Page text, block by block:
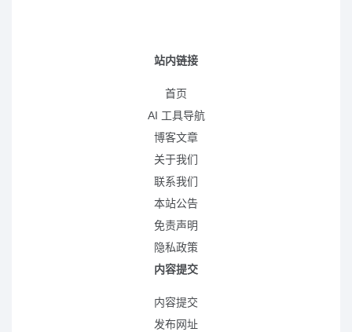
站内链接
首页
AI 工具导航
博客文章
关于我们
联系我们
本站公告
免责声明
隐私政策
内容提交
内容提交
发布网址